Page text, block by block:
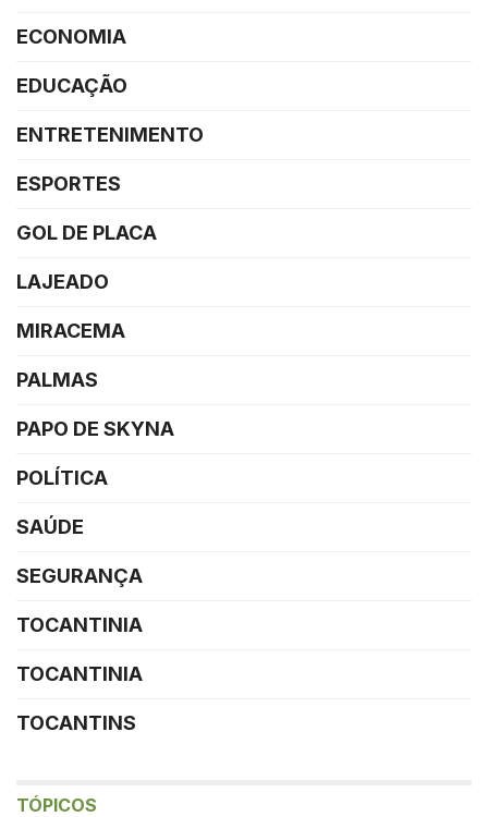
ECONOMIA
EDUCAÇÃO
ENTRETENIMENTO
ESPORTES
GOL DE PLACA
LAJEADO
MIRACEMA
PALMAS
PAPO DE SKYNA
POLÍTICA
SAÚDE
SEGURANÇA
TOCANTINIA
TOCANTINIA
TOCANTINS
TÓPICOS